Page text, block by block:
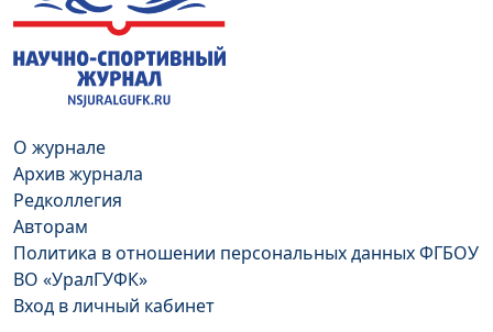
О журнале
Архив журнала
Редколлегия
Авторам
Политика в отношении персональных данных ФГБОУ
ВО «УралГУФК»
Вход в личный кабинет